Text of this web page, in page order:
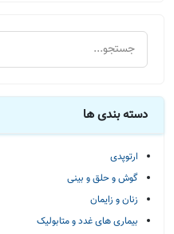
دسته بندی ها
ارتوپدی
گوش و حلق و بینی
زنان و زایمان
بیماری های غدد و متابولیک